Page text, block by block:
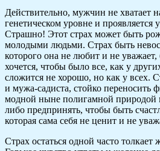
Действительно, мужчин не хватает
генетическом уровне и
Страшно! Этот страх может быть
молодыми людьми. Страх быть
которого она не любит и не
хочется, чтобы было все, как у
сложится не хорошо, но как у всех.
и мужа-садиста, стойко переносить
модной ныне полигамной природой
либо предпринять, чтобы быть
которая сама себя не ценит и не
Страх остаться одной часто